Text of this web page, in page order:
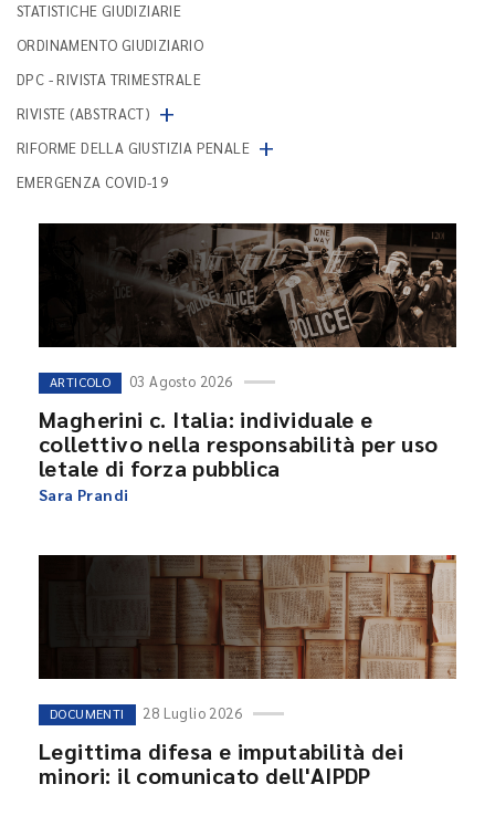
STATISTICHE GIUDIZIARIE
ORDINAMENTO GIUDIZIARIO
DPC - RIVISTA TRIMESTRALE
RIVISTE (ABSTRACT) +
RIFORME DELLA GIUSTIZIA PENALE +
EMERGENZA COVID-19
ARTICOLO 03 Agosto 2026
Magherini c. Italia: individuale e
collettivo nella responsabilità per uso
letale di forza pubblica
Sara Prandi
DOCUMENTI 28 Luglio 2026
Legittima difesa e imputabilità dei
minori: il comunicato dell'AIPDP